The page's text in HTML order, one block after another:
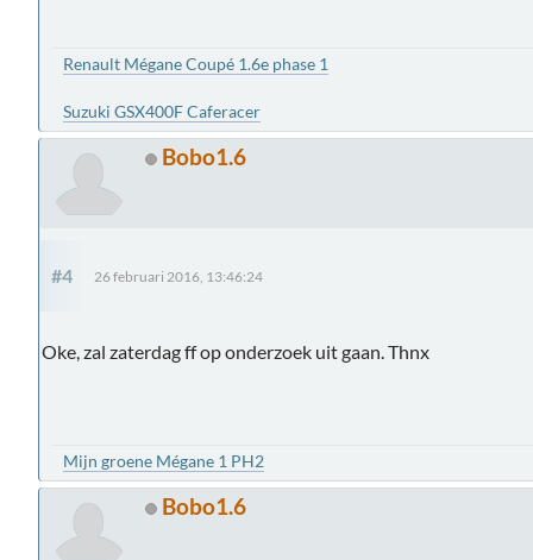
Renault Mégane Coupé 1.6e phase 1
Suzuki GSX400F Caferacer
Bobo1.6
#4 26 februari 2016, 13:46:24
Oke, zal zaterdag ff op onderzoek uit gaan. Thnx
Mijn groene Mégane 1 PH2
Bobo1.6